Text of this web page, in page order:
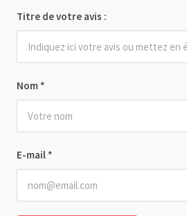
Nom *
E-mail *
Titre de votre avis :